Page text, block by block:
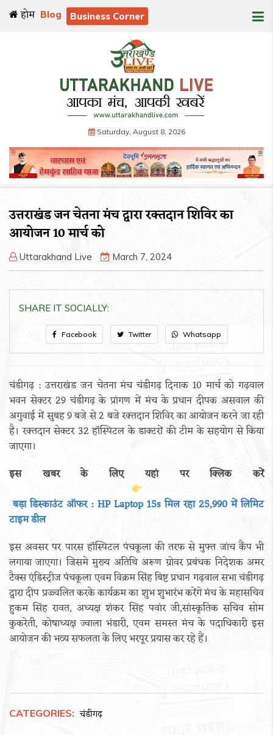
होम Blog Business Corner
Saturday, August 8, 2026
उत्तराखंड जन चेतना मंच द्वारा रक्तदान शिविर का
आयोजन 10 मार्च को
Uttarakhand Live March 7, 2024
SHARE IT SOCIALLY:
Facebook Twitter Whatsapp
चंडीगढ़ : उत्तराखंड जन चेतना मंच चंडीगढ़ दिनाक 10 मार्च को गढ़वाल
भवन सेक्टर 29 चंडीगढ़ के प्रांगण में मंच के प्रधान दीपक असवाल की
अगुवाई में सुबह 9 बजे से 2 बजे रक्तदान शिविर का आयोजन करने जा रही
है। रक्तदान सेक्टर 32 हॉस्पिटल के डाक्टरों की टीम के सहयोग से किया
जाएगा।
इस खबर के लिए यहां पर क्लिक करें
बड़ा डिस्काउंट ऑफर : HP Laptop 15s मिल रहा 25,990 में लिमिट
टाइम डील
इस अवसर पर पारस हॉस्पिटल पंचकूला की तरफ से मुफ्त जांच कैंप भी
लगाया जाएगा। जिसमे मुख्य अतिथि अरूण ग्रोवर प्रबंधक निदेशक अमर
टैक्स एंडिस्ट्रीज पंचकूला एवम विक्रम सिंह बिष्ट प्रधान गढ़वाल सभा चंडीगढ़
द्वारा दीप प्रज्ज्वलित करके कार्यक्रम का शुभ शुभारंभ करेंगे मंच के महासचिव
हुकम सिंह रावत, अध्यक्ष शंकर सिंह पवांर जी,सांस्कृतिक सचिव सोम
कुकरेती, कोषाध्यक्ष ज्वाला भंडारी, एवम समस्त मंच के पदाधिकारी इस
आयोजन की भव्य सफलता के लिए भरपूर प्रयास कर रहे हैं।
CATEGORIES: चंडीगढ़